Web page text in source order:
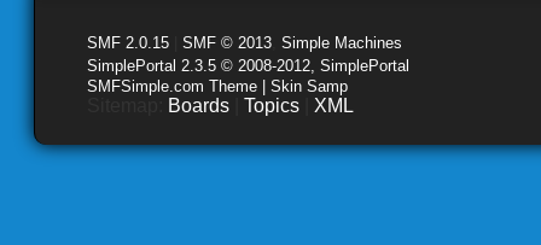
SMF 2.0.15 SMF © 2013 Simple Machines
SimplePortal 2.3.5 © 2008-2012, SimplePortal
SMFSimple.com Theme | Skin Samp
Boards Topics XML